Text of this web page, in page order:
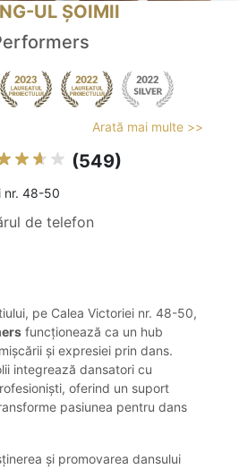
UL ȘOIMII
Arată mai multe >>
(549)
nr. 48-50
de telefon
pe Calea Victoriei nr. 48-50,
funcționează ca un hub
și expresiei prin dans.
integrează dansatori cu
oferind un suport
pasiunea pentru dans
și promovarea dansului